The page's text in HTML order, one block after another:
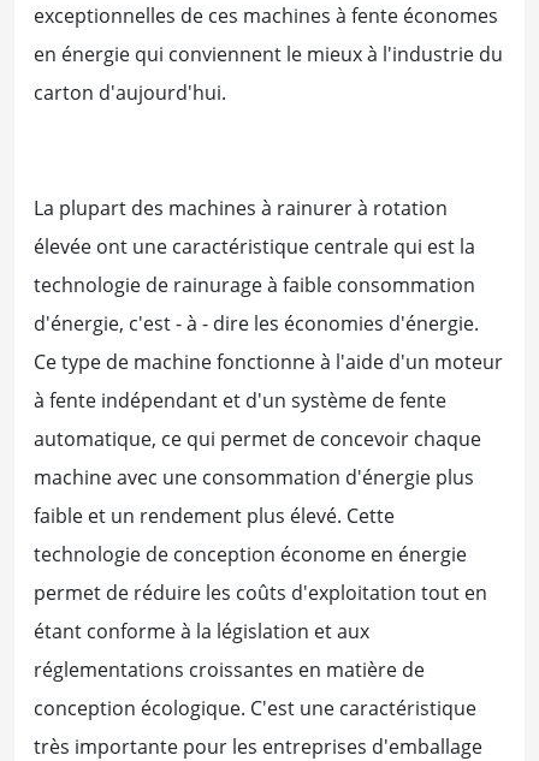
exceptionnelles de ces machines à fente économes
en énergie qui conviennent le mieux à l'industrie du
carton d'aujourd'hui.
La plupart des machines à rainurer à rotation
élevée ont une caractéristique centrale qui est la
technologie de rainurage à faible consommation
d'énergie, c'est - à - dire les économies d'énergie.
Ce type de machine fonctionne à l'aide d'un moteur
à fente indépendant et d'un système de fente
automatique, ce qui permet de concevoir chaque
machine avec une consommation d'énergie plus
faible et un rendement plus élevé. Cette
technologie de conception économe en énergie
permet de réduire les coûts d'exploitation tout en
étant conforme à la législation et aux
réglementations croissantes en matière de
conception écologique. C'est une caractéristique
très importante pour les entreprises d'emballage